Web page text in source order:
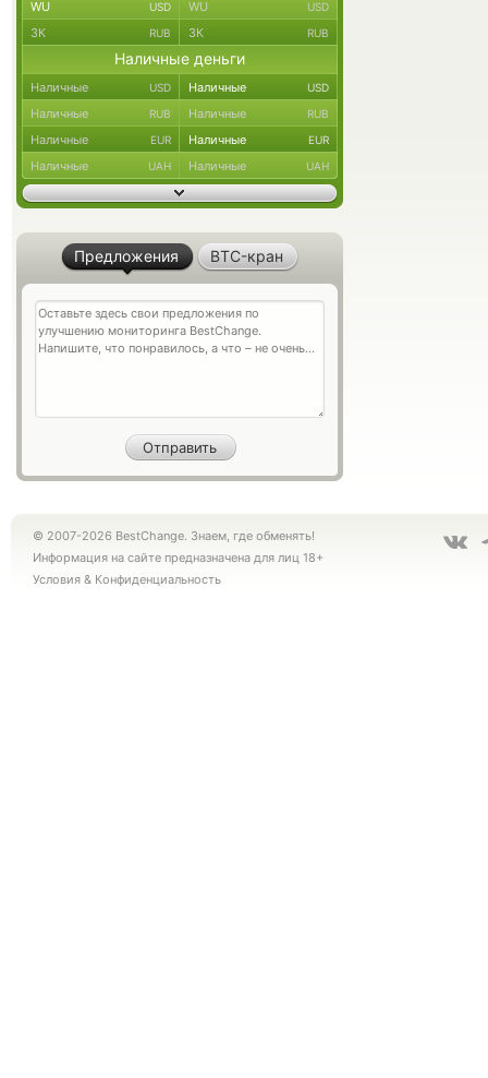
WU USD WU USD
ЗК RUB ЗК RUB
Наличные деньги
Наличные USD Наличные USD
Наличные RUB Наличные RUB
Наличные EUR Наличные EUR
Наличные UAH Наличные UAH
Предложения BTC-кран
© 2007-2026 BestChange. Знаем, где обменять!
Информация на сайте предназначена для лиц 18+
Условия & Конфиденциальность